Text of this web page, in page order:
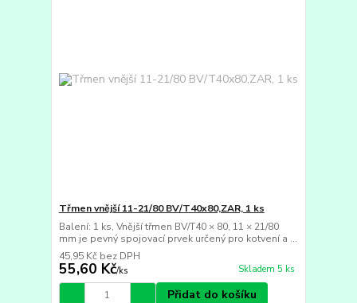
Třmen vnější 11-21/80 BV/T40x80,ZAR, 1 ks
Balení: 1 ks, Vnější třmen BV/T40 × 80, 11 × 21/80
mm je pevný spojovací prvek určený pro kotvení a ...
55,60 Kč/ks
45,95 Kč bez DPH
Skladem 5 ks
Přidat do košíku